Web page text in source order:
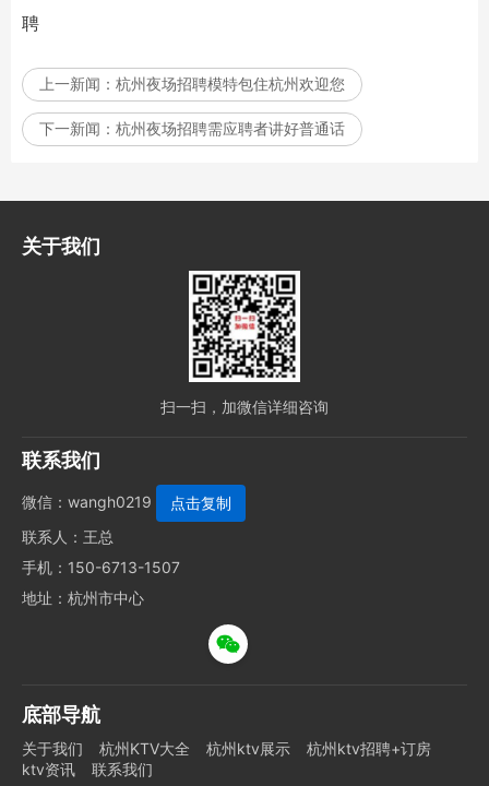
聘
上一新闻： 杭州夜场招聘模特包住杭州欢迎您
下一新闻： 杭州夜场招聘需应聘者讲好普通话
关于我们
扫一扫，加微信详细咨询
联系我们
微信： wangh0219
联系人：王总
手机：150-6713-1507
地址：杭州市中心
底部导航
关于我们 杭州KTV大全 杭州ktv展示
杭州ktv招聘+订房
ktv资讯
联系我们